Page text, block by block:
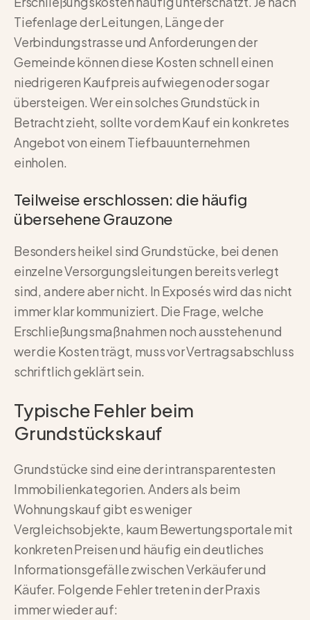
Tiefenlage der Leitungen, Länge der
Verbindungstrasse und Anforderungen der
Gemeinde können diese Kosten schnell einen
niedrigeren Kaufpreis aufwiegen oder sogar
übersteigen. Wer ein solches Grundstück in
Betracht zieht, sollte vor dem Kauf ein konkretes
Angebot von einem Tiefbauunternehmen
einholen.
Teilweise erschlossen: die häufig
übersehene Grauzone
Besonders heikel sind Grundstücke, bei denen
einzelne Versorgungsleitungen bereits verlegt
sind, andere aber nicht. In Exposés wird das nicht
immer klar kommuniziert. Die Frage, welche
Erschließungsmaßnahmen noch ausstehen und
wer die Kosten trägt, muss vor Vertragsabschluss
schriftlich geklärt sein.
Typische Fehler beim
Grundstückskauf
Grundstücke sind eine der intransparentesten
Immobilienkategorien. Anders als beim
Wohnungskauf gibt es weniger
Vergleichsobjekte, kaum Bewertungsportale mit
konkreten Preisen und häufig ein deutliches
Informationsgefälle zwischen Verkäufer und
Käufer. Folgende Fehler treten in der Praxis
immer wieder auf: